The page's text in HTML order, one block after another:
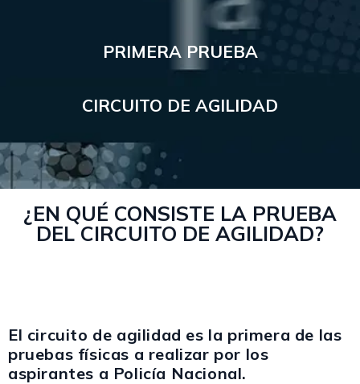
PRIMERA PRUEBA
CIRCUITO DE AGILIDAD
¿EN QUÉ CONSISTE LA PRUEBA
DEL CIRCUITO DE AGILIDAD?
El circuito de agilidad es la primera de las
pruebas físicas a realizar por los
aspirantes a Policía Nacional.